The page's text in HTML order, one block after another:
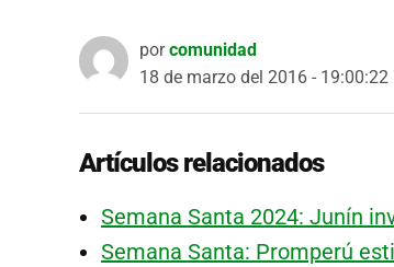
por comunidad
18 de marzo del 2016 - 19:00:22
Artículos relacionados
Semana Santa 2024: Junín
Semana Santa: Promperú